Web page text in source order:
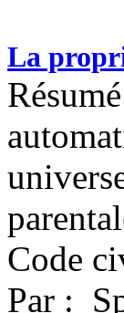
La
Code
Par :